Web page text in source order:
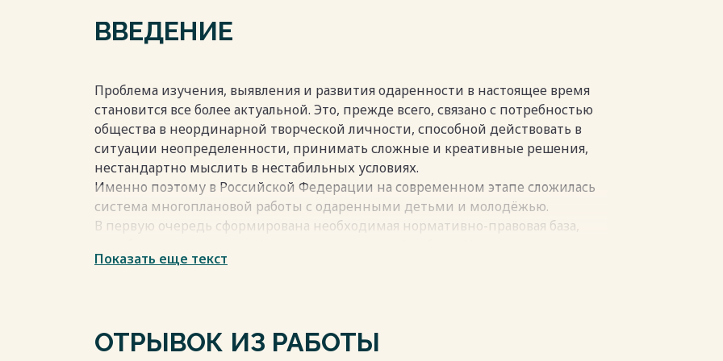
2.2 Экспериментальная проверка инструментов по развитию
интеллектуальной одаренности старших школьников 39
Список использованных источников 56
Приложение 1 60
Приложение 2 66
Весь текст будет доступенпосле покупки
ВВЕДЕНИЕ
Проблема изучения, выявления и развития одаренности в настоящее время
становится все более актуальной. Это, прежде всего, связано с потребностью
общества в неординарной творческой личности, способной действовать в
ситуации неопределенности, принимать сложные и креативные решения,
нестандартно мыслить в нестабильных условиях.
Именно поэтому в Российской Федерации на современном этапе сложилась
система многоплановой работы с одаренными детьми и молодёжью.
В первую очередь сформирована необходимая нормативно-правовая база,
на международном и федеральном уровне относятся Основные положения
образования, науки в культуры, Основные положения «Конвенции о правах
Показать еще текст
ОТРЫВОК ИЗ РАБОТЫ